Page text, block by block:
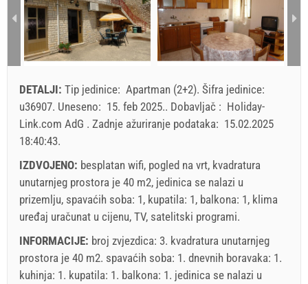
124.29 EUR
100.00 EUR 90.00 EUR
6
7
min. Noćenja
7 3
3
dolazak
Svaki dan Svaki dan Svaki dan
Prikazana cijena je po jedinici za određeni broj osoba.
Ponude:
Holiday-Link plaća: 15. sep 2025. - 31. dec 2026. / - 10
%
Obavezno:Prijava gostiju (01.07. - 31.08): 10 EUR (once -
5 EUR (once - za_person)
2
3 4 5 6
8
9
10 11 12
15
18 19 20 21
22
30
31
DETALJI: Tip jedinice: Apartman (2+2). Šifra jedinice:
u36907. Uneseno: 15. feb 2025.. Dobavljač : Holiday-
Link.com AdG . Zadnje ažuriranje podataka: 15.02.2025
18:40:43.
IZDVOJENO: besplatan wifi, pogled na vrt, kvadratura
unutarnjeg prostora je 40 m2, jedinica se nalazi u
prizemlju, spavaćih soba: 1, kupatila: 1, balkona: 1, klima
uređaj uračunat u cijenu, TV, satelitski programi.
INFORMACIJE: broj zvjezdica: 3. kvadratura unutarnjeg
prostora je 40 m2. spavaćih soba: 1. dnevnih boravaka: 1.
kuhinja: 1. kupatila: 1. balkona: 1. jedinica se nalazi u